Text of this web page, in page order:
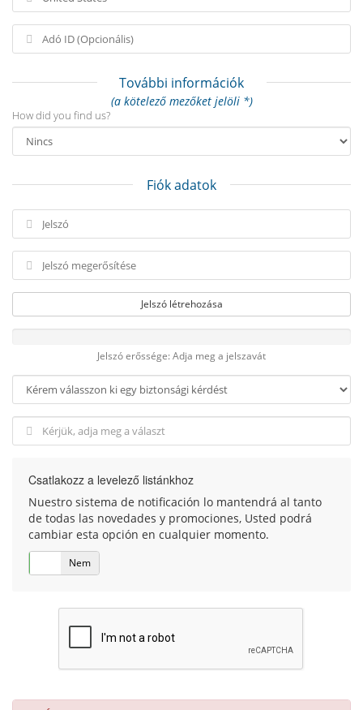
További információk
(a kötelező mezőket jelöli *)
How did you find us?
Fiók adatok
Jelszó létrehozása
Jelszó erőssége: Adja meg a jelszavát
Csatlakozz a levelező listánkhoz
Nuestro sistema de notificación lo mantendrá al tanto
de todas las novedades y promociones, Usted podrá
cambiar esta opción en cualquier momento.
Nem